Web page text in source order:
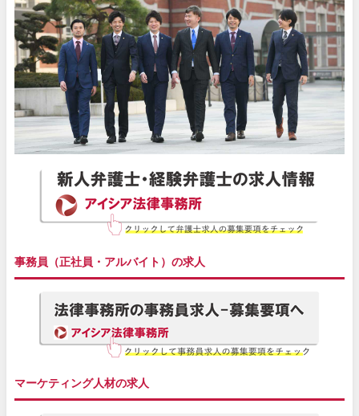
事務員（正社員・アルバイト）の求人
マーケティング人材の求人